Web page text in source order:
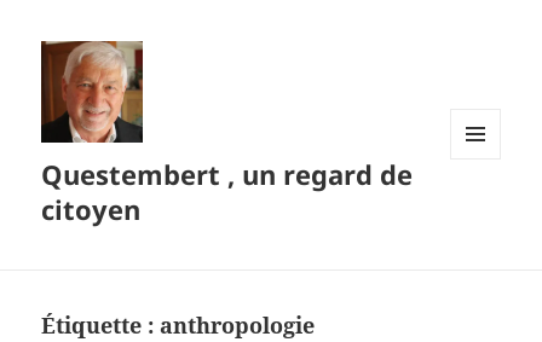
Questembert , un regard de
citoyen
Étiquette : anthropologie